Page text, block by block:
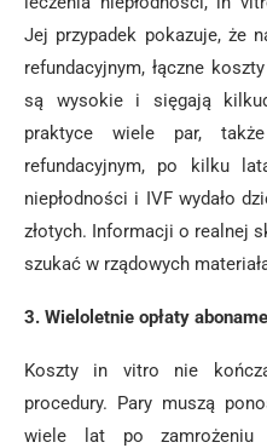
Jej przypadek pokazuje, że
refundacyjnym, łączne
są wysokie i sięgają
praktyce wiele par,
refundacyjnym, po kilku
niepłodności i IVF wydało
złotych. Informacji o realnej
szukać w rządowych
3. Wieloletnie opłaty
Koszty in vitro nie
procedury. Pary muszą
wiele lat po zamrożeniu